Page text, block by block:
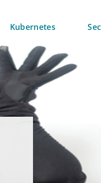
Kubernetes